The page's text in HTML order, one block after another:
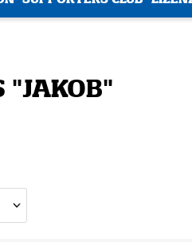
"JAKOB"